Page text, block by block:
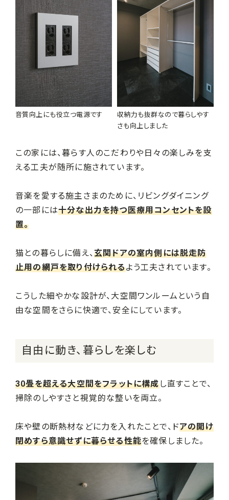
音質向上にも役立つ電源です
収納力も抜群なので暮らしやす
さも向上しました
この家には、暮らす人のこだわりや日々の楽しみを支
える工夫が随所に施されています。
音楽を愛する施主さまのために、リビングダイニング
の一部には十分な出力を持つ医療用コンセントを設
置。
猫との暮らしに備え、玄関ドアの室内側には脱走防
止用の網戸を取り付けられるよう工夫されています。
こうした細やかな設計が、大空間ワンルームという自
由な空間をさらに快適で、安全にしています。
自由に動き、暮らしを楽しむ
30畳を超える大空間をフラットに構成し直すことで、
掃除のしやすさと視覚的な整いを両立。
床や壁の断熱材などに力を入れたことで、ドアの開け
閉めすら意識せずに暮らせる性能を確保しました。